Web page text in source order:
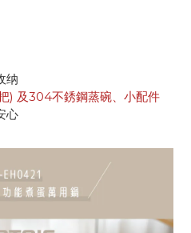
纳
) 及304不銹鋼蒸碗、小配件
心